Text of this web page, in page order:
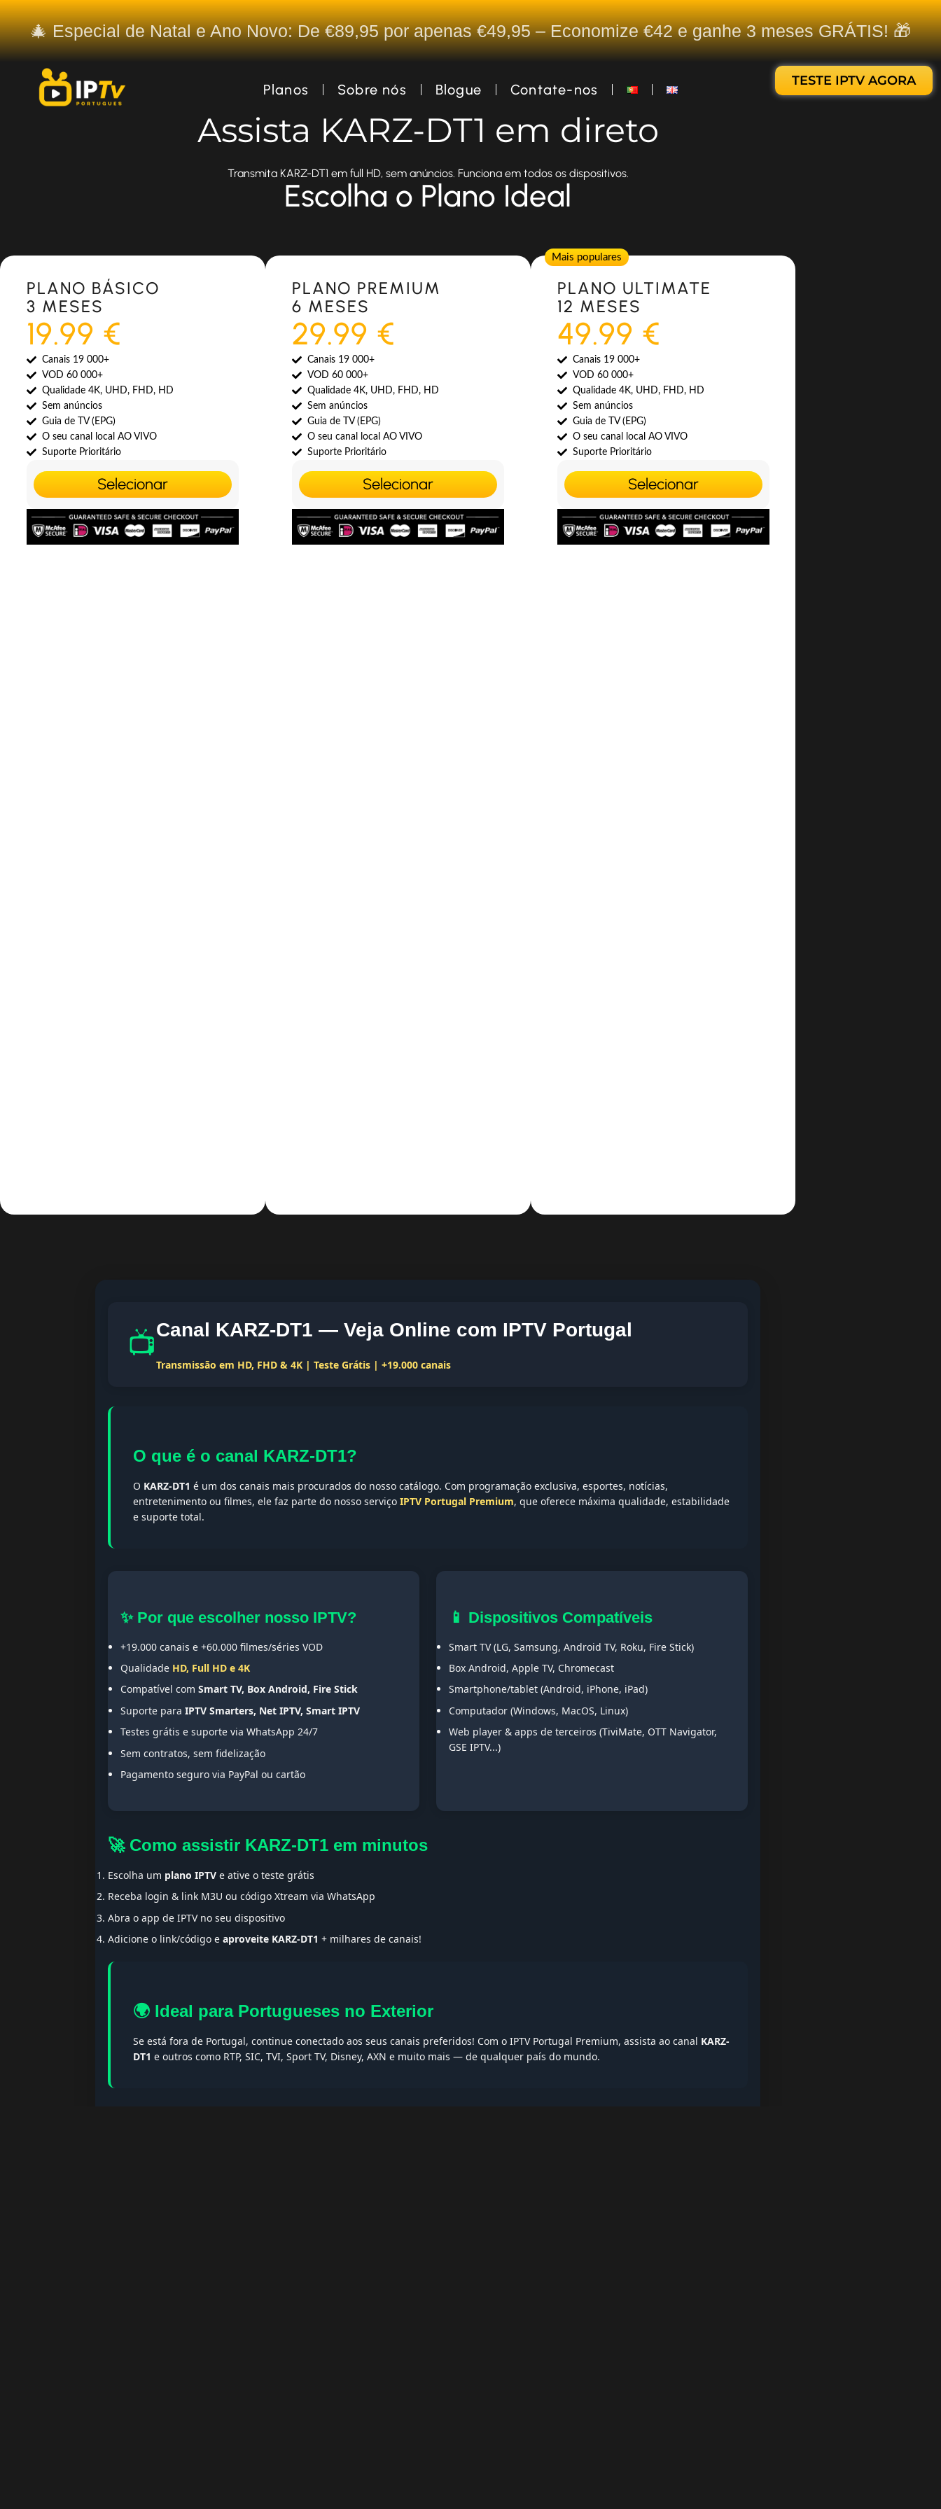
🎄 Especial de Natal e Ano Novo: De €89,95 por apenas €49,95 – Economize €42 e ganhe 3 meses GRÁTIS! 🎁
Planos Sobre nós Blogue Contate-nos
TESTE IPTV AGORA
Assista KARZ-DT1 em direto
Transmita KARZ-DT1 em full HD, sem anúncios. Funciona em todos os dispositivos.
Escolha o Plano Ideal
Most Popular
PLANO BÁSICO
3 MESES
19.99 €
Canais 19 000+
VOD 60 000+
Qualidade 4K, UHD, FHD, HD
Sem anúncios
Guia de TV (EPG)
O seu canal local AO VIVO
Suporte Prioritário
Selecionar
Most Popular
PLANO PREMIUM
6 MESES
29.99 €
Canais 19 000+
VOD 60 000+
Qualidade 4K, UHD, FHD, HD
Sem anúncios
Guia de TV (EPG)
O seu canal local AO VIVO
Suporte Prioritário
Selecionar
Mais populares
PLANO ULTIMATE
12 MESES
49.99 €
Canais 19 000+
VOD 60 000+
Qualidade 4K, UHD, FHD, HD
Sem anúncios
Guia de TV (EPG)
O seu canal local AO VIVO
Suporte Prioritário
Selecionar
📺Canal KARZ-DT1 — Veja Online com IPTV Portugal
Transmissão em HD, FHD & 4K | Teste Grátis | +19.000 canais
O que é o canal KARZ-DT1?
O KARZ-DT1 é um dos canais mais procurados do nosso catálogo. Com programação exclusiva, esportes, notícias,
entretenimento ou filmes, ele faz parte do nosso serviço IPTV Portugal Premium, que oferece máxima qualidade, estabilidade
e suporte total.
✨ Por que escolher nosso IPTV?
+19.000 canais e +60.000 filmes/séries VOD
Qualidade HD, Full HD e 4K
Compatível com Smart TV, Box Android, Fire Stick
Suporte para IPTV Smarters, Net IPTV, Smart IPTV
Testes grátis e suporte via WhatsApp 24/7
Sem contratos, sem fidelização
Pagamento seguro via PayPal ou cartão
📱 Dispositivos Compatíveis
Smart TV (LG, Samsung, Android TV, Roku, Fire Stick)
Box Android, Apple TV, Chromecast
Smartphone/tablet (Android, iPhone, iPad)
Computador (Windows, MacOS, Linux)
Web player & apps de terceiros (TiviMate, OTT Navigator,
GSE IPTV...)
🚀 Como assistir KARZ-DT1 em minutos
Escolha um plano IPTV e ative o teste grátis
Receba login & link M3U ou código Xtream via WhatsApp
Abra o app de IPTV no seu dispositivo
Adicione o link/código e aproveite KARZ-DT1 + milhares de canais!
🌍 Ideal para Portugueses no Exterior
Se está fora de Portugal, continue conectado aos seus canais preferidos! Com o IPTV Portugal Premium, assista ao canal KARZ-
DT1 e outros como RTP, SIC, TVI, Sport TV, Disney, AXN e muito mais — de qualquer país do mundo.